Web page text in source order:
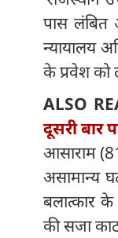
पास लंबित
न्यायालय
के प्रवेश को
ALSO
दूसरी बार
आसाराम
असामान्य
बलात्कार
की सजा